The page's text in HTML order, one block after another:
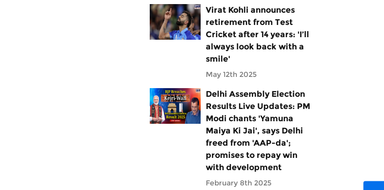
Virat Kohli announces
retirement from Test
Cricket after 14 years: 'I’ll
always look back with a
smile'
May 12th 2025
Delhi Assembly Election
Results Live Updates: PM
Modi chants 'Yamuna
Maiya Ki Jai', says Delhi
freed from 'AAP-da';
promises to repay win
with development
February 8th 2025